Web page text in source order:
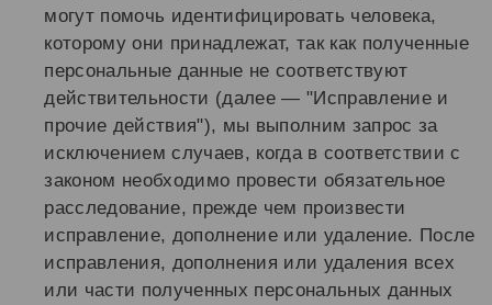
могут помочь идентифицировать человека,
которому они принадлежат, так как полученные
персональные данные не соответствуют
действительности (далее — "Исправление и
прочие действия"), мы выполним запрос за
исключением случаев, когда в соответствии с
законом необходимо провести обязательное
расследование, прежде чем произвести
исправление, дополнение или удаление. После
исправления, дополнения или удаления всех
или части полученных персональных данных